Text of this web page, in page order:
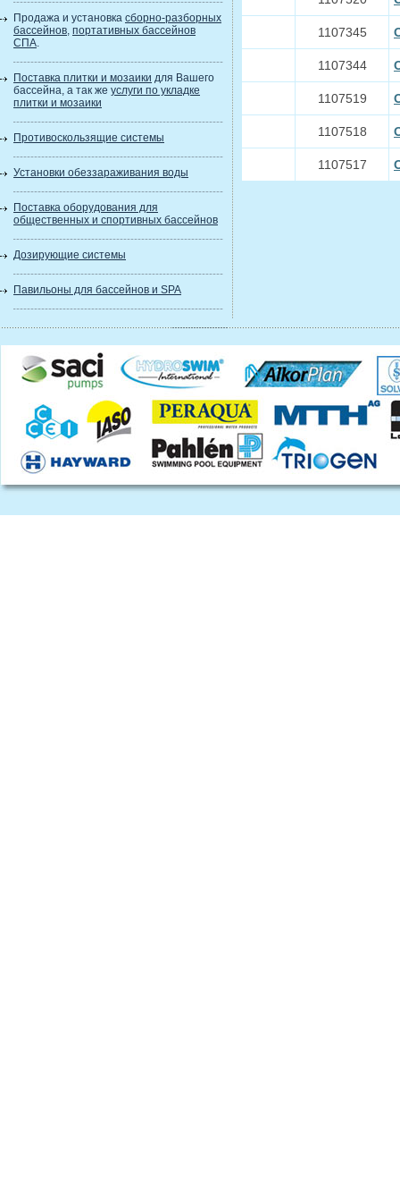
Продажа и установка сборно-разборных
бассейнов, портативных бассейнов
СПА.
Поставка плитки и мозаики для Вашего
бассейна, а так же услуги по укладке
плитки и мозаики
Противоскользящие системы
Установки обеззараживания воды
Поставка оборудования для
общественных и спортивных бассейнов
Дозирующие системы
Павильоны для бассейнов и SPA
1107345
1107344
1107519
1107518
1107517